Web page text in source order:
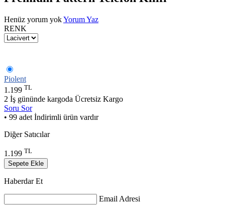
Henüz yorum yokYorum Yaz
RENK
Piolent
1.199 TL
2 İş gününde kargoda Ücretsiz Kargo
Soru Sor
• 99 adet İndirimli ürün vardır
Diğer Satıcılar
1.199 TL
Sepete Ekle
Haberdar Et
Email Adresi